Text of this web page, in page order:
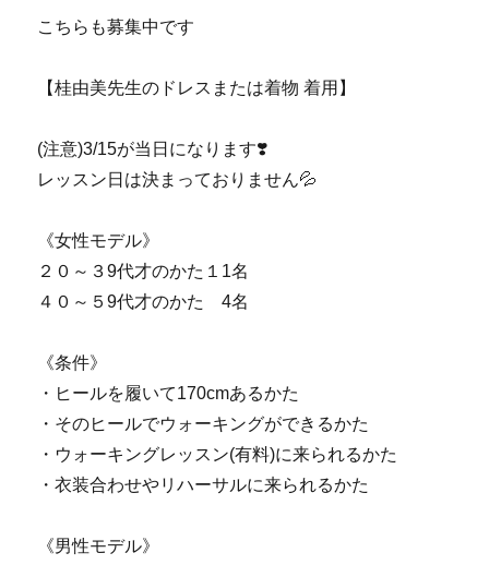
こちらも募集中です
【桂由美先生のドレスまたは着物 着用】
(注意)3/15が当日になります❣️
レッスン日は決まっておりません💦
《女性モデル》
２０～３9代才のかた１1名
４０～５9代才のかた 4名
《条件》
・ヒールを履いて170cmあるかた
・そのヒールでウォーキングができるかた
・ウォーキングレッスン(有料)に来られるかた
・衣装合わせやリハーサルに来られるかた
《男性モデル》